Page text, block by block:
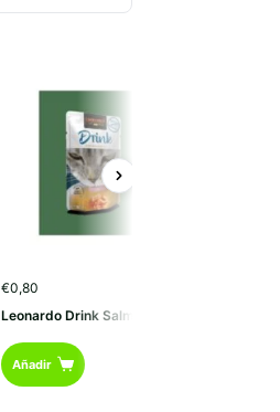
€0,80
Leonardo Drink Salmon
Añadir